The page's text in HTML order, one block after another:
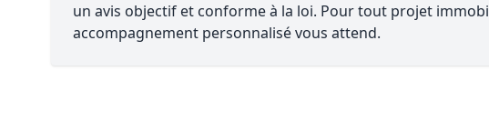
un avis objectif et conforme à la loi. Pour tout projet
accompagnement personnalisé vous attend.